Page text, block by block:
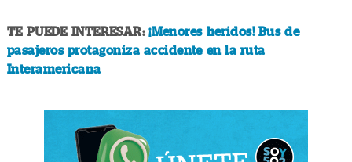
TE PUEDE INTERESAR:¡Menores heridos! Bus de
pasajeros protagoniza accidente en la ruta
Interamericana